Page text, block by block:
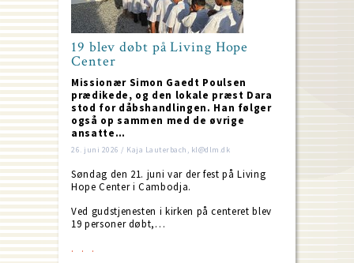
19 blev døbt på Living Hope
Center
Missionær Simon Gaedt Poulsen
prædikede, og den lokale præst Dara
stod for dåbshandlingen. Han følger
også op sammen med de øvrige
ansatte…
26. juni 2026 / Kaja Lauterbach, kl@dlm.dk
Søndag den 21. juni var der fest på Living
Hope Center i Cambodja.
Ved gudstjenesten i kirken på centeret blev
19 personer døbt,…